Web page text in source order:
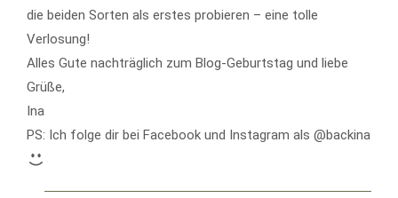
die beiden Sorten als erstes probieren – eine tolle
Verlosung!
Alles Gute nachträglich zum Blog-Geburtstag und liebe
Grüße,
Ina
PS: Ich folge dir bei Facebook und Instagram als @backina